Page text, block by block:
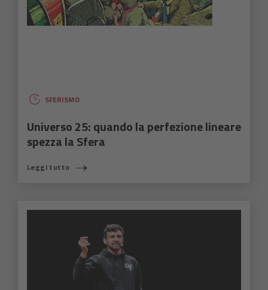
SFERISMO
Universo 25: quando la perfezione lineare
spezza la Sfera
Leggi tutto